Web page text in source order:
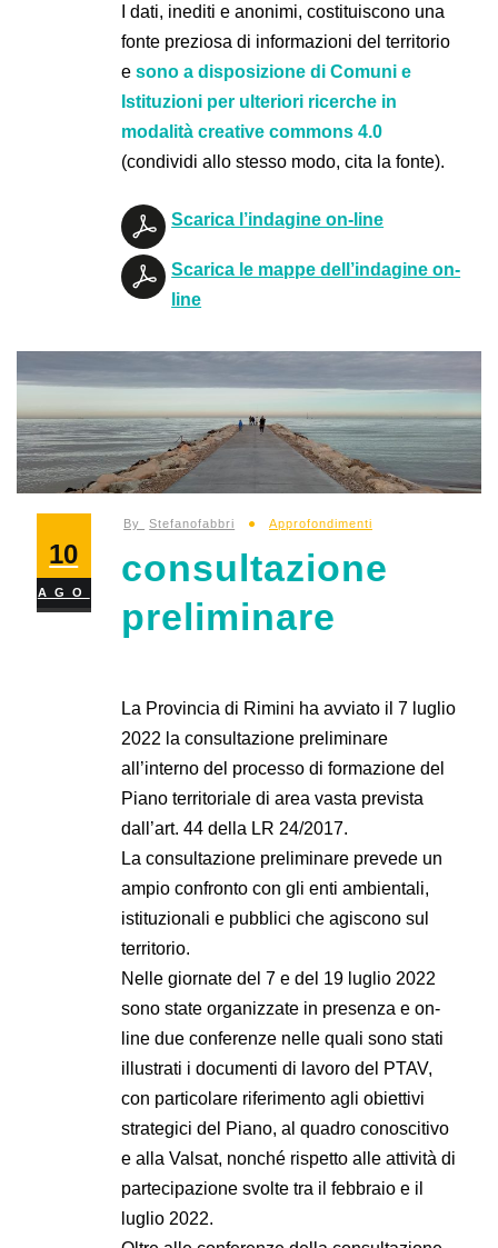
I dati, inediti e anonimi, costituiscono una
fonte preziosa di informazioni del territorio
esono a disposizione di Comuni e
Istituzioni per ulteriori ricerche in
modalità creative commons 4.0
(condividi allo stesso modo, cita la fonte).
Scarica l’indagine on-line
Scarica le mappe dell’indagine on-
line
10
AGO
By Stefanofabbri Approfondimenti
consultazione
preliminare
La Provincia di Rimini ha avviato il 7 luglio
2022 la consultazione preliminare
all’interno del processo di formazione del
Piano territoriale di area vasta prevista
dall’art. 44 della LR 24/2017.
La consultazione preliminare prevede un
ampio confronto con gli enti ambientali,
istituzionali e pubblici che agiscono sul
territorio.
Nelle giornate del 7 e del 19 luglio 2022
sono state organizzate in presenza e on-
line due conferenze nelle quali sono stati
illustrati i documenti di lavoro del PTAV,
con particolare riferimento agli obiettivi
strategici del Piano, al quadro conoscitivo
e alla Valsat, nonché rispetto alle attività di
partecipazione svolte tra il febbraio e il
luglio 2022.